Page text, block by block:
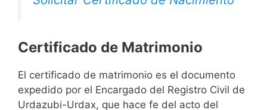
Certificado de Matrimonio
El certificado de matrimonio es el documento
expedido por el Encargado del Registro Civil de
Urdazubi-Urdax, que hace fe del acto del